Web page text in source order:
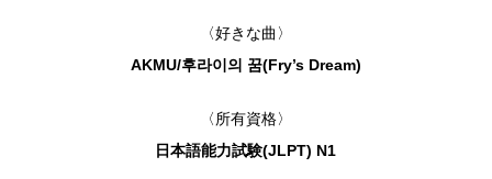
〈好きな曲〉
AKMU/후라이의 꿈(Fry’s Dream)
〈所有資格〉
日本語能力試験(JLPT) N1